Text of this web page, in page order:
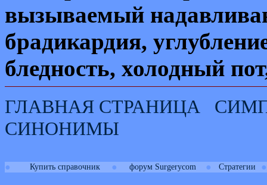
вызываемый
брадикардия,
бледность, холодный
ГЛАВНАЯ СТРАНИЦА
СИНОНИМЫ
● Купить справочник ● форум Surgerycom ● Стратегии ●